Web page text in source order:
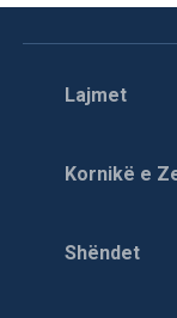
Lajmet
Kornikë e
Shëndet